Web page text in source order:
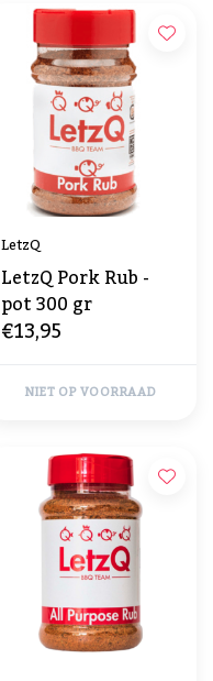
LetzQ
LetzQ Pork Rub -
pot 300 gr
€13,95
NIET OP VOORRAAD